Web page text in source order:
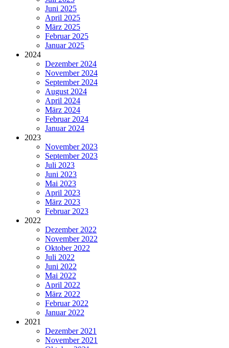
Juni 2025
April 2025
März 2025
Februar 2025
Januar 2025
2024
Dezember 2024
November 2024
September 2024
August 2024
April 2024
März 2024
Februar 2024
Januar 2024
2023
November 2023
September 2023
Juli 2023
Juni 2023
Mai 2023
April 2023
März 2023
Februar 2023
2022
Dezember 2022
November 2022
Oktober 2022
Juli 2022
Juni 2022
Mai 2022
April 2022
März 2022
Februar 2022
Januar 2022
2021
Dezember 2021
November 2021